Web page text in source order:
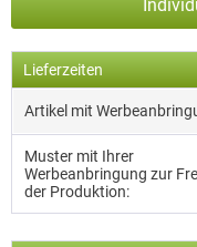
Lieferzeiten
Artikel mit
Muster mit Ihrer
Werbeanbringung zur
der Produktion: